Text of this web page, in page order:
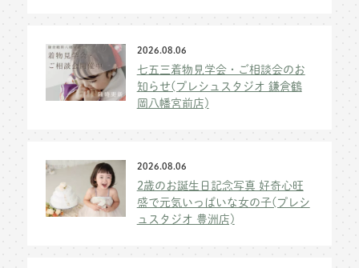
2026.08.06
七五三着物見学会・ご相談会のお
知らせ(プレシュスタジオ 鎌倉鶴
岡八幡宮前店)
2026.08.06
2歳のお誕生日記念写真 好奇心旺
盛で元気いっぱいな女の子(プレシ
ュスタジオ 豊洲店)